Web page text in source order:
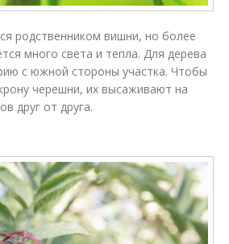
родственником вишни, но более
много света и тепла. Для дерева
с южной стороны участка. Чтобы
черешни, их высаживают на
друг от друга.